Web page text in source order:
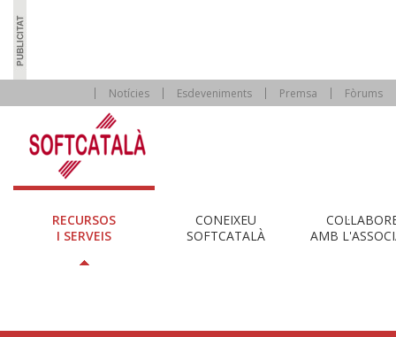
Notícies Esdeveniments Premsa Fòrums
RECURSOS
I SERVEIS
CONEIXEU
SOFTCATALÀ
AMB